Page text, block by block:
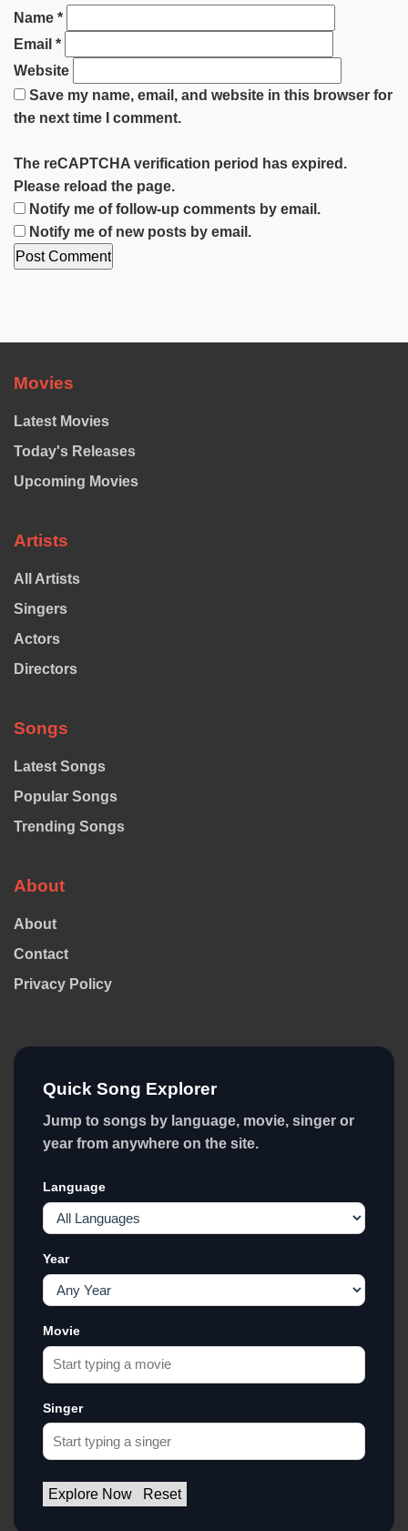
Name *
Email *
Website
Save my name, email, and website in this browser for
the next time I comment.
The reCAPTCHA verification period has expired.
Please reload the page.
Notify me of follow-up comments by email.
Notify me of new posts by email.
Movies
Latest Movies
Today's Releases
Upcoming Movies
Artists
All Artists
Singers
Actors
Directors
Songs
Latest Songs
Popular Songs
Trending Songs
About
About
Contact
Privacy Policy
Quick Song Explorer
Jump to songs by language, movie, singer or
year from anywhere on the site.
Language
Year
Movie
Singer
Explore Now Reset